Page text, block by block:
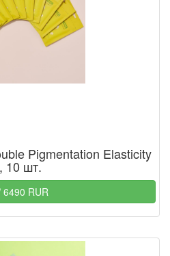
Pigmentation Elasticity
10 шт.
6490 RUR